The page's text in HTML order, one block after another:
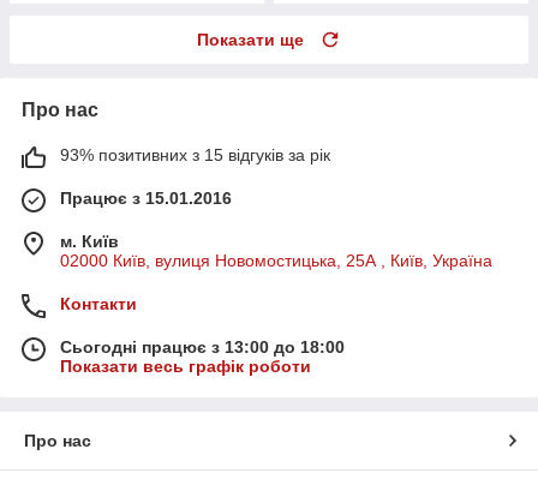
Показати ще
Про нас
93% позитивних з 15 відгуків за рік
Працює з 15.01.2016
м. Київ
02000 Київ, вулиця Новомостицька, 25А , Київ, Україна
Контакти
Сьогодні працює з 13:00 до 18:00
Показати весь графік роботи
Про нас